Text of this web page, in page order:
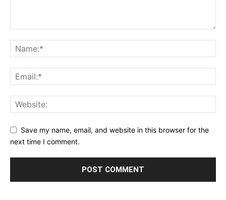
Save my name, email, and website in this browser for the
next time I comment.